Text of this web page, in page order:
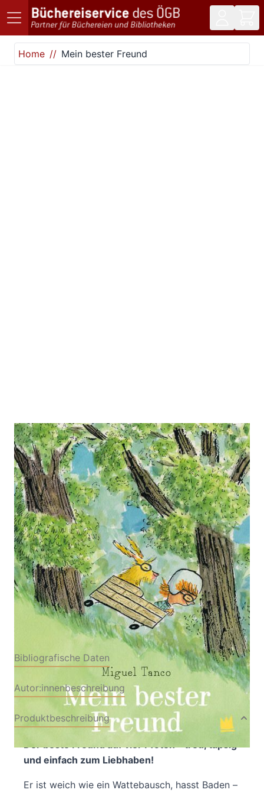
Direkt zum Inhalt
Home
Mein bester Freund
Mein bester Freund
Zur Wunschliste hinzufügen
VonMiguel Tanco
Verlag: Von Hacht Verlag
GmbH
11.03.2026
Buch 40 Seiten
Hardcover
ISBN: 978-3-96826072-
3
Bibliografische Daten
Autor:innenbeschreibung
Produktbeschreibung
und einfach zum Liebhaben!
Er ist weich wie ein Wattebausch, hasst Baden –